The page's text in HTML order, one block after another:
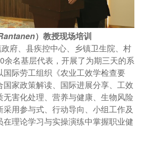
）教授现场培训
府、县疾控中心、乡镇卫生院、村
余名基层代表，开展了为期三天的系
际劳工组织《农业工效学检查要
国家政策解读、国际进展分享、工效
害化处理、营养与健康、生物风险
用参与式、行动导向、小组工作及
理论学习与实操演练中掌握职业健